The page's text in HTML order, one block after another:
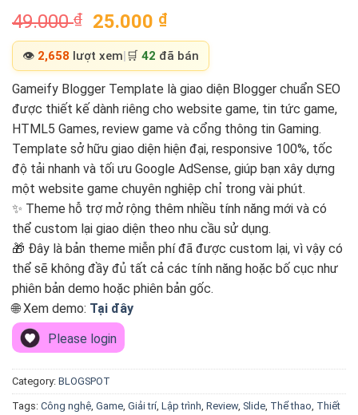
out of 5
customer
ratings
49.000₫
Original
price
was:
49.000 ₫.
25.000 ₫Current
price
is:
25.000 ₫.
👁️ 2,658 lượt xem|🛒 42 đã bán
Gameify Blogger Template là giao diện Blogger chuẩn SEO
được thiết kế dành riêng cho website game, tin tức game,
HTML5 Games, review game và cổng thông tin Gaming.
Template sở hữu giao diện hiện đại, responsive 100%, tốc
độ tải nhanh và tối ưu Google AdSense, giúp bạn xây dựng
một website game chuyên nghiệp chỉ trong vài phút.
✨ Theme hỗ trợ mở rộng thêm nhiều tính năng mới và có
thể custom lại giao diện theo nhu cầu sử dụng.
🎁 Đây là bản theme miễn phí đã được custom lại, vì vậy có
thể sẽ không đầy đủ tất cả các tính năng hoặc bố cục như
phiên bản demo hoặc phiên bản gốc.
🌐 Xem demo: Tại đây
Please login
Category: BLOGSPOT
Tags: Công nghệ, Game, Giải trí, Lập trình, Review, Slide, Thể thao, Thiết